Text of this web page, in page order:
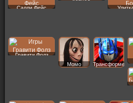
Салли Фейс
Капхед
Гравити Фолз
Момо
Трансформеры